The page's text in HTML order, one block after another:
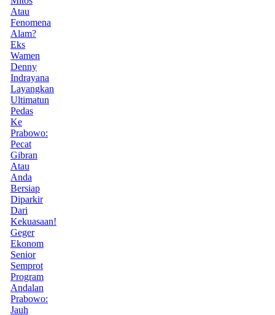
Atau
Fenomena
Alam?
Eks
Wamen
Denny
Indrayana
Layangkan
Ultimatun
Pedas
Ke
Prabowo:
Pecat
Gibran
Atau
Anda
Bersiap
Diparkir
Dari
Kekuasaan!
Geger
Ekonom
Senior
Semprot
Program
Andalan
Prabowo:
Jauh